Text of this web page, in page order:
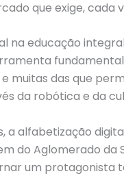
que exige,
na educação integral
muitas das que
da robótica e da
a alfabetização
do Aglomerado da
um protagonista